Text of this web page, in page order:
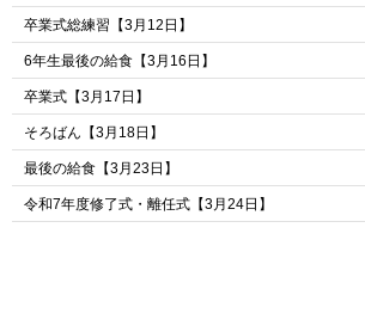
卒業式総練習【3月12日】
6年生最後の給食【3月16日】
卒業式【3月17日】
そろばん【3月18日】
最後の給食【3月23日】
令和7年度修了式・離任式【3月24日】